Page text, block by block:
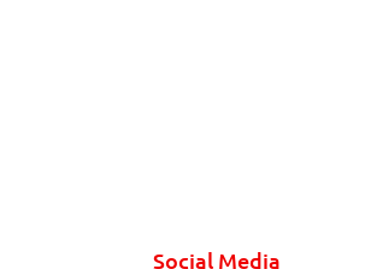
Social Media